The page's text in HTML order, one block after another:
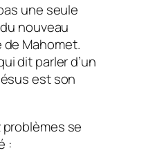
une seule
nouveau
Mahomet.
dit parler d’un
est son
se
: